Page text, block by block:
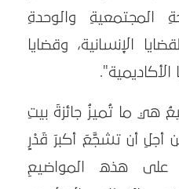
المجتمعيةِ والوحدةِ
الإنسانية، وقضايا
الأكاديمية".
هي ما تُميزُ جائزةَ بيتِ
أجلِ أن تشجَّعَ أكبرَ قَدْرٍ
على هذه المواضيعِ